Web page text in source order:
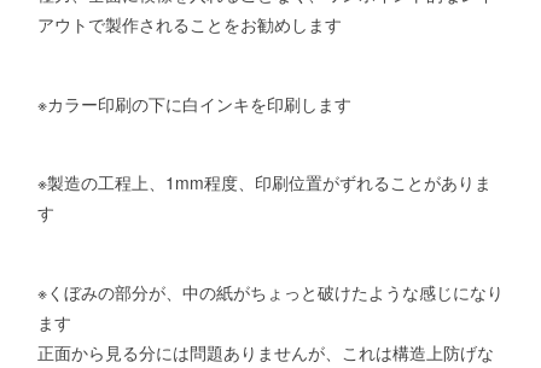
アウトで製作されることをお勧めします
※カラー印刷の下に白インキを印刷します
※製造の工程上、1mm程度、印刷位置がずれることがありま
す
※くぼみの部分が、中の紙がちょっと破けたような感じになり
ます
正面から見る分には問題ありませんが、これは構造上防げな